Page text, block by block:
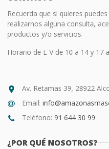
Recuerda que si quieres
realizarnos alguna consulta,
productos y/o servicios.
Horario de L-V de 10 a 14 y 17
Av. Retamas 39, 28922
Email:
Teléfono: 91 644 30 99
¿POR QUÉ NOSOTROS?